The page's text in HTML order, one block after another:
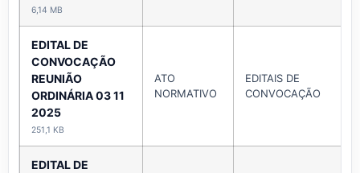
6,14 MB
EDITAL DE
CONVOCAÇÃO
REUNIÃO
ORDINÁRIA 03 11
2025
251,1 KB
ATO
NORMATIVO
EDITAIS DE
CONVOCAÇÃO
EDITAL DE